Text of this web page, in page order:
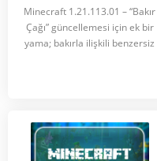
Minecraft 1.21.113.01 – “Bakır
Çağı” güncellemesi için ek bir
yama; bakırla ilişkili benzersiz